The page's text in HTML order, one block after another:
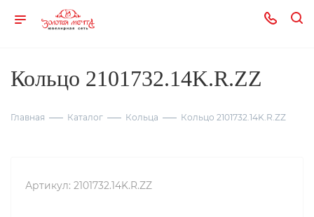
Кольцо 2101732.14K.R.ZZ
Главная Каталог Кольца Кольцо 2101732.14K.R.ZZ
Артикул: 2101732.14K.R.ZZ